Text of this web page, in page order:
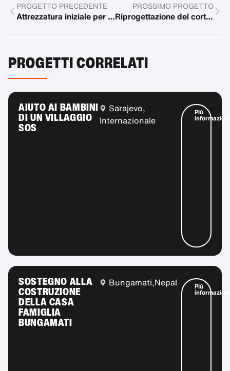
PROGETTO PRECEDENTE
Attrezzatura iniziale per l'accoglienza dei rifugiati
PROSSIMO PROGETTO
Riprogettazione del cortile e del giardino per la casa madre-bambino
PROGETTI CORRELATI
AIUTO AI BAMBINI
DI UN VILLAGGIO
SOS
Sarajevo,
Internazionale
Più
informazioni
SOSTEGNO ALLA
COSTRUZIONE
DELLA CASA
FAMIGLIA
BUNGAMATI
Bungamati,Nepal Più
informazioni